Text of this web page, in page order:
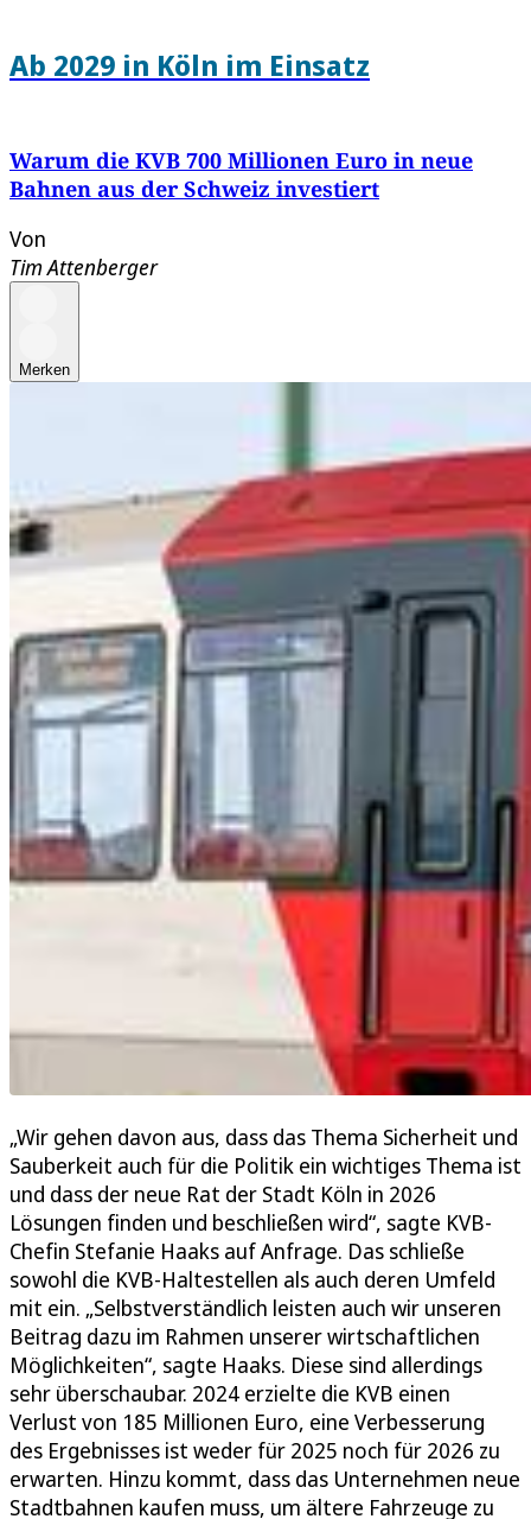
Ab 2029 in Köln im Einsatz
Warum die KVB 700 Millionen Euro in neue
Bahnen aus der Schweiz investiert
Von
Tim Attenberger
Merken
„Wir gehen davon aus, dass das Thema Sicherheit und
Sauberkeit auch für die Politik ein wichtiges Thema ist
und dass der neue Rat der Stadt Köln in 2026
Lösungen finden und beschließen wird“, sagte KVB-
Chefin Stefanie Haaks auf Anfrage. Das schließe
sowohl die KVB-Haltestellen als auch deren Umfeld
mit ein. „Selbstverständlich leisten auch wir unseren
Beitrag dazu im Rahmen unserer wirtschaftlichen
Möglichkeiten“, sagte Haaks. Diese sind allerdings
sehr überschaubar. 2024 erzielte die KVB einen
Verlust von 185 Millionen Euro, eine Verbesserung
des Ergebnisses ist weder für 2025 noch für 2026 zu
erwarten. Hinzu kommt, dass das Unternehmen neue
Stadtbahnen kaufen muss, um ältere Fahrzeuge zu